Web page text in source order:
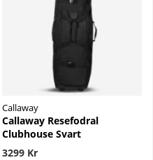
Callaway
Callaway Resefodral
Clubhouse Svart
3299 Kr